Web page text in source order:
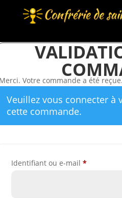
Votre commande a été reçue.
Veuillez vous connecter
cette commande.
Identifiant ou e-mail*Obligatoire